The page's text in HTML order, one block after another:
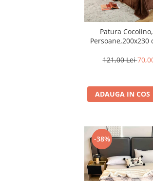
Patura
Persoane,200x230
121,00 Lei
ADAUGA IN COS
-38%